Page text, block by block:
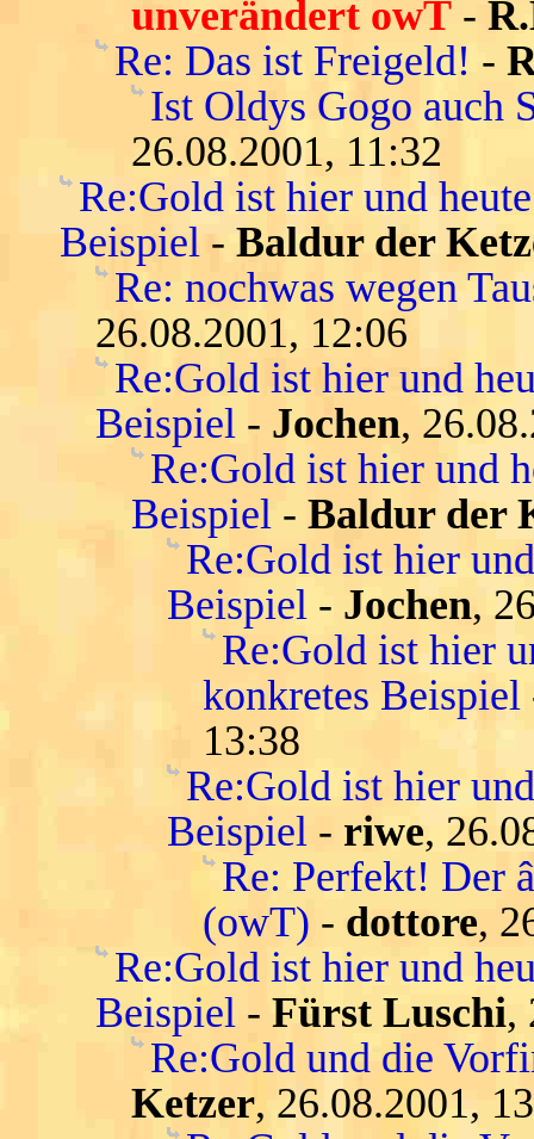
unverändert owT -
Re: Das ist Freigeld! -
Ist Oldys Gogo auch
26.08.2001, 11:32
Re:Gold ist hier und
Beispiel - Baldur der
Re: nochwas wegen
26.08.2001, 12:06
Re:Gold ist hier und
Beispiel - Jochen,
Re:Gold ist hier und
Beispiel - Baldur der
Re:Gold ist hier
Beispiel - Jochen,
Re:Gold ist hier
konkretes Beispiel
13:38
Re:Gold ist hier
Beispiel - riwe,
Re: Perfekt! Der
(owT) - dottore,
Re:Gold ist hier und
Beispiel - Fürst Luschi,
Re:Gold und die
Ketzer, 26.08.2001,